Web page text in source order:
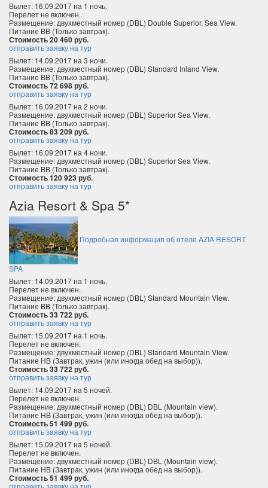
Вылет: 16.09.2017 на 1 ночь.
Перелет не включен.
Размещение: двухместный номер (DBL) Double Superior, Sea View.
Питание BB (Только завтрак).
Стоимость 20 460 руб.
отправить заявку на тур
Вылет: 14.09.2017 на 3 ночи.
Размещение: двухместный номер (DBL) Standard Inland View.
Питание BB (Только завтрак).
Стоимость 72 698 руб.
отправить заявку на тур
Вылет: 16.09.2017 на 2 ночи.
Размещение: двухместный номер (DBL) Superior Sea View.
Питание BB (Только завтрак).
Стоимость 83 209 руб.
отправить заявку на тур
Вылет: 16.09.2017 на 4 ночи.
Размещение: двухместный номер (DBL) Superior Sea View.
Питание BB (Только завтрак).
Стоимость 120 923 руб.
отправить заявку на тур
Azia Resort & Spa 5*
Подробная информация об отеле AZIA RESORT
SPA
Вылет: 14.09.2017 на 1 ночь.
Перелет не включен.
Размещение: двухместный номер (DBL) Standard Mountain View.
Питание BB (Только завтрак).
Стоимость 33 722 руб.
отправить заявку на тур
Вылет: 15.09.2017 на 1 ночь.
Перелет не включен.
Размещение: двухместный номер (DBL) Standard Mountain View.
Питание HB (Завтрак, ужин (или иногда обед на выбор)).
Стоимость 33 722 руб.
отправить заявку на тур
Вылет: 14.09.2017 на 5 ночей.
Перелет не включен.
Размещение: двухместный номер (DBL) DBL (Mountain view).
Питание HB (Завтрак, ужин (или иногда обед на выбор)).
Стоимость 51 499 руб.
отправить заявку на тур
Вылет: 15.09.2017 на 5 ночей.
Перелет не включен.
Размещение: двухместный номер (DBL) DBL (Mountain view).
Питание HB (Завтрак, ужин (или иногда обед на выбор)).
Стоимость 51 499 руб.